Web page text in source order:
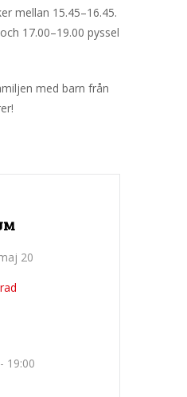
mellan 15.45–16.45.
17.00–19.00 pyssel
med barn från
20
19:00